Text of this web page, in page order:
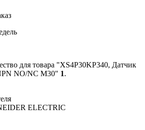
для товара "XS4P30KP340, Датчик
NO/NC M30" 1.
ELECTRIC